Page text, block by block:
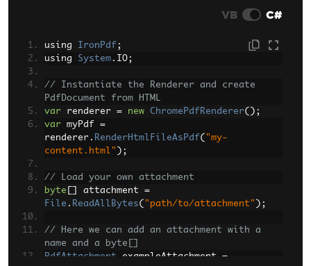
VB
C#
using IronPdf ;
using System . IO;
// Instantiate the Renderer and create
PdfDocument from HTML
var renderer = new ChromePdfRenderer();
var myPdf =
renderer . RenderHtmlFileAsPdf( "my-
content.html" );
// Load your own attachment
byte
attachment =
File . ReadAllBytes( "path/to/attachment" );
// Here we can add an attachment with a
name and a byte[]
PdfAttachment exampleAttachment =